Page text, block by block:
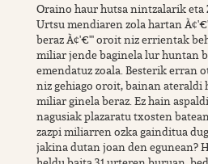
Oraino haur hutsa nintzalarik
Urtsu mendiaren zola hartan
beraz À¢'€'" oroit niz errientak
miliar jende baginela lur huntan
emendatuz zoala. Besterik erran
niz gehiago oroit, bainan ateraldi
miliar ginela beraz. Ez hain
nagusiak plazaratu txosten
zazpi miliarren ozka gainditua
jakina dutan joan den egunean?